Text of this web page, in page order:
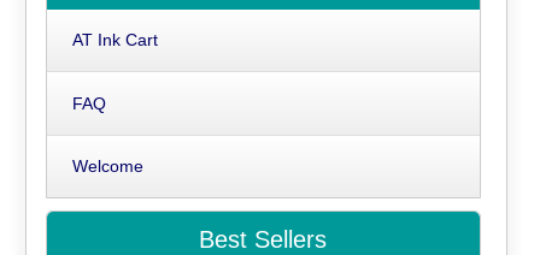
AT Ink Cart
FAQ
Welcome
Best Sellers